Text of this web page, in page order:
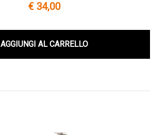
€ 34,00
AGGIUNGI AL CARRELLO